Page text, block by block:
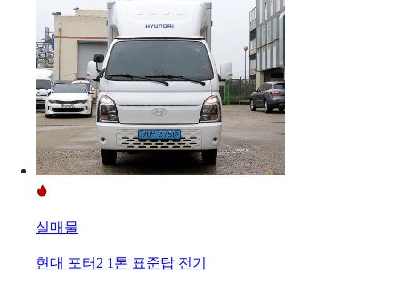
실매물
현대 포터2 1톤 표준탑 전기